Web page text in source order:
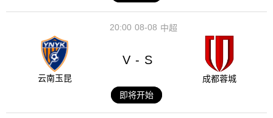
08-08
20:00 中超
云南玉昆
V - S
成都蓉城
即将开始